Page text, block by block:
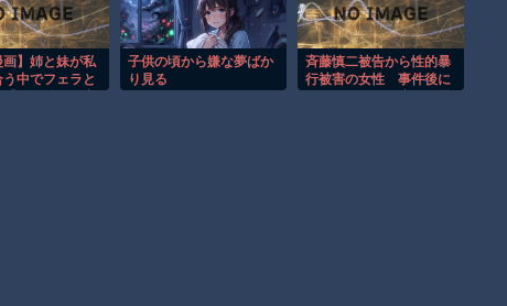
事故。
渡邊渚さん「私がPTSDと診断された当時、世間はまだPTSDと
いう言葉は浸透されていませんでした」
画】姉と妹が私
中でフェラと
子供の頃から嫌な夢ばか
り見る
斉藤慎二被告から性的暴
行被害の女性 事件後に